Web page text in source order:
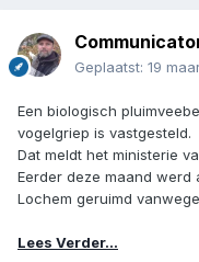
Geplaatst: 19
Een biologisch
vogelgriep is vastgesteld.
Dat meldt het ministerie
Eerder deze maand werd
Lochem geruimd
Lees Verder...